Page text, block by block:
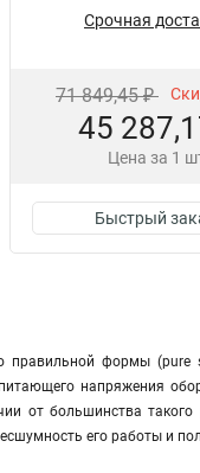
Срочная
71 849,45 ₽
45
Цена за 1
Быстрый
правильной формы
напряжения
от большинства
его работы и